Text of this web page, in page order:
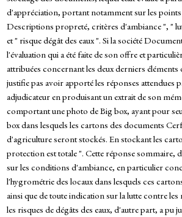
d'appréciation, portant notamment sur les points
Descriptions propreté, critères d'ambiance ", "
et " risque dégât des eaux ". Si la société
l'évaluation qui a été faite de son offre et
attribuées concernant les deux derniers
justifie pas avoir apporté les réponses attendues
adjudicateur en produisant un extrait de son
comportant une photo de Big box, ayant pour
box dans lesquels les cartons des documents
d'agriculture seront stockés. En stockant les
protection est totale ". Cette réponse sommaire,
sur les conditions d'ambiance, en particulier
l'hygrométrie des locaux dans lesquels ces
ainsi que de toute indication sur la lutte contre
les risques de dégâts des eaux, d'autre part, a pu